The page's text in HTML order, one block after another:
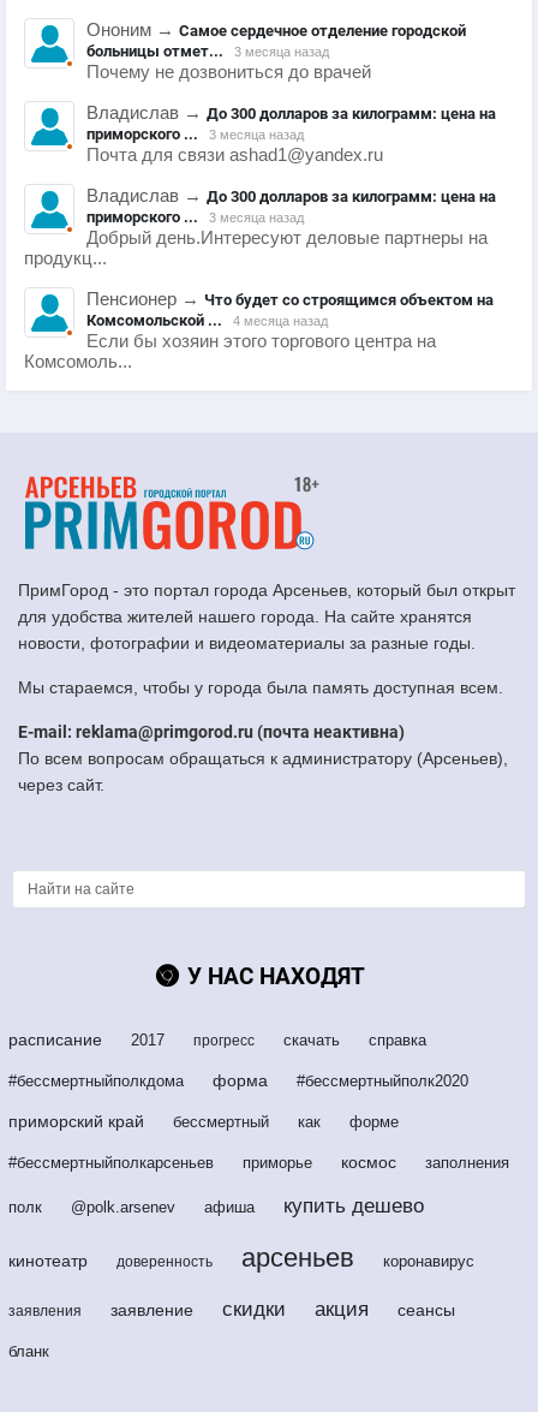
Ононим → Самое сердечное отделение городской
больницы отмет...
3 месяца назад
Почему не дозвониться до врачей
Владислав → До 300 долларов за килограмм: цена на
приморского ...
3 месяца назад
Почта для связи ashad1@yandex.ru
Владислав → До 300 долларов за килограмм: цена на
приморского ...
3 месяца назад
Добрый день.Интересуют деловые партнеры на
продукц...
Пенсионер → Что будет со строящимся объектом на
Комсомольской ...
4 месяца назад
Если бы хозяин этого торгового центра на
Комсомоль...
ПримГород - это портал города Арсеньев, который был открыт
для удобства жителей нашего города. На сайте хранятся
новости, фотографии и видеоматериалы за разные годы.
Мы стараемся, чтобы у города была память доступная всем.
E-mail: reklama@primgorod.ru (почта неактивна)
По всем вопросам обращаться к администратору (Арсеньев),
через сайт.
У НАС НАХОДЯТ
расписание 2017 прогресс скачать справка
#бессмертныйполкдома форма #бессмертныйполк2020
приморский край бессмертный как форме
#бессмертныйполкарсеньев приморье космос заполнения
полк @polk.arsenev афиша купить дешево
кинотеатр доверенность арсеньев коронавирус
заявления заявление скидки акция сеансы
бланк